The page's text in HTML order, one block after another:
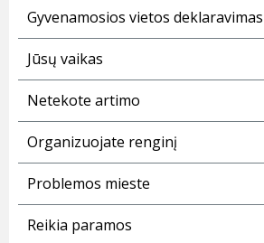
Gyvenamosios vietos deklaravimas
Jūsų vaikas
Netekote artimo
Organizuojate renginį
Problemos mieste
Reikia paramos